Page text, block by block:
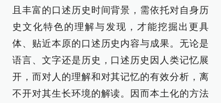
且丰富的口述历史时间背景，需依托对自身历
史文化特色的理解与发现，才能挖掘出更具
体、贴近本原的口述历史内容与成果。无论是
语言、文字还是历史，口述历史因人类记忆展
开，而对人的理解和对其记忆的有效分析，离
不开对其生长环境的解读。因而本土化的方法